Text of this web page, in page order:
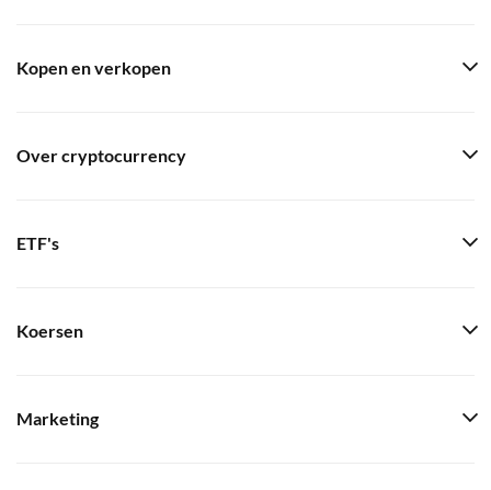
Kopen en verkopen
Over cryptocurrency
ETF's
Koersen
Marketing